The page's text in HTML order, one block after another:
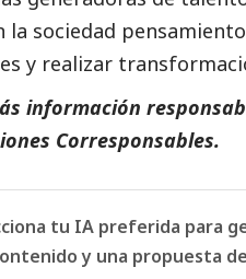
la sociedad
y realizar
información
Corresponsables.
tu IA preferida para
y una propuesta